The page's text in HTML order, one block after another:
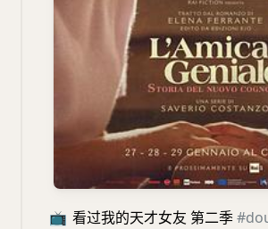
📺 看过我的天才女友 第二季